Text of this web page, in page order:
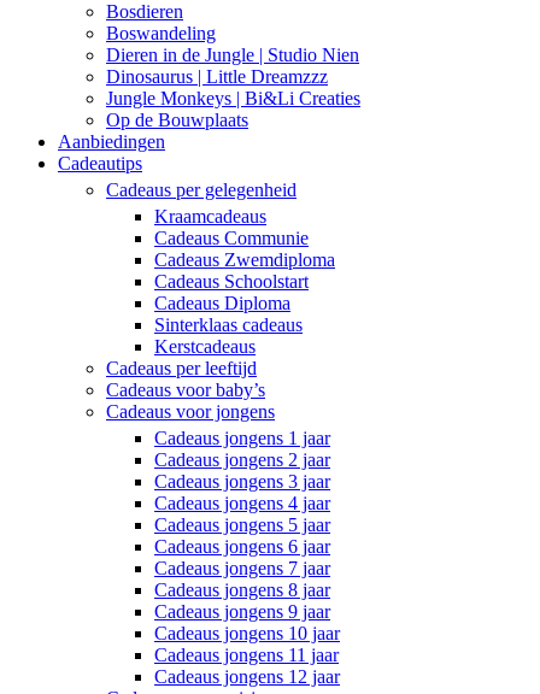
Bosdieren
Boswandeling
Dieren in de Jungle | Studio Nien
Dinosaurus | Little Dreamzzz
Jungle Monkeys | Bi&Li Creaties
Op de Bouwplaats
Aanbiedingen
Cadeautips
Cadeaus per gelegenheid
Kraamcadeaus
Cadeaus Communie
Cadeaus Zwemdiploma
Cadeaus Schoolstart
Cadeaus Diploma
Sinterklaas cadeaus
Kerstcadeaus
Cadeaus per leeftijd
Cadeaus voor baby’s
Cadeaus voor jongens
Cadeaus jongens 1 jaar
Cadeaus jongens 2 jaar
Cadeaus jongens 3 jaar
Cadeaus jongens 4 jaar
Cadeaus jongens 5 jaar
Cadeaus jongens 6 jaar
Cadeaus jongens 7 jaar
Cadeaus jongens 8 jaar
Cadeaus jongens 9 jaar
Cadeaus jongens 10 jaar
Cadeaus jongens 11 jaar
Cadeaus jongens 12 jaar